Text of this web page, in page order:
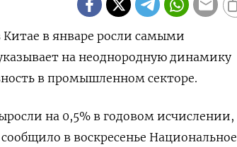
в январе росли самыми
на неоднородную динамику
в промышленном секторе.
на 0,5% в годовом исчислении,
в воскресенье Национальное